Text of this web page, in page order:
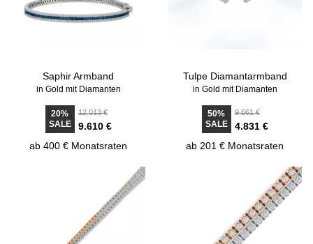
Saphir Armband
in Gold mit Diamanten
20%
SALE
12.013 €
9.610 €
ab 400 € Monatsraten
Tulpe Diamantarmband
in Gold mit Diamanten
50%
SALE
9.661 €
4.831 €
ab 201 € Monatsraten